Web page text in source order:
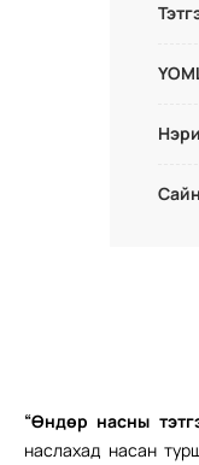
“Өндөр насны
наслахад насан